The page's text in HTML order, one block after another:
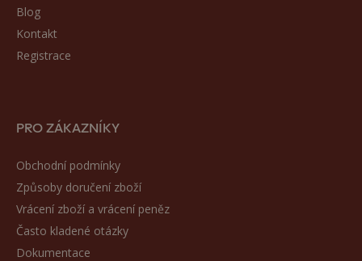
Blog
Kontakt
Registrace
PRO ZÁKAZNÍKY
Obchodní podmínky
Způsoby doručení zboží
Vrácení zboží a vrácení peněz
Často kladené otázky
Dokumentace